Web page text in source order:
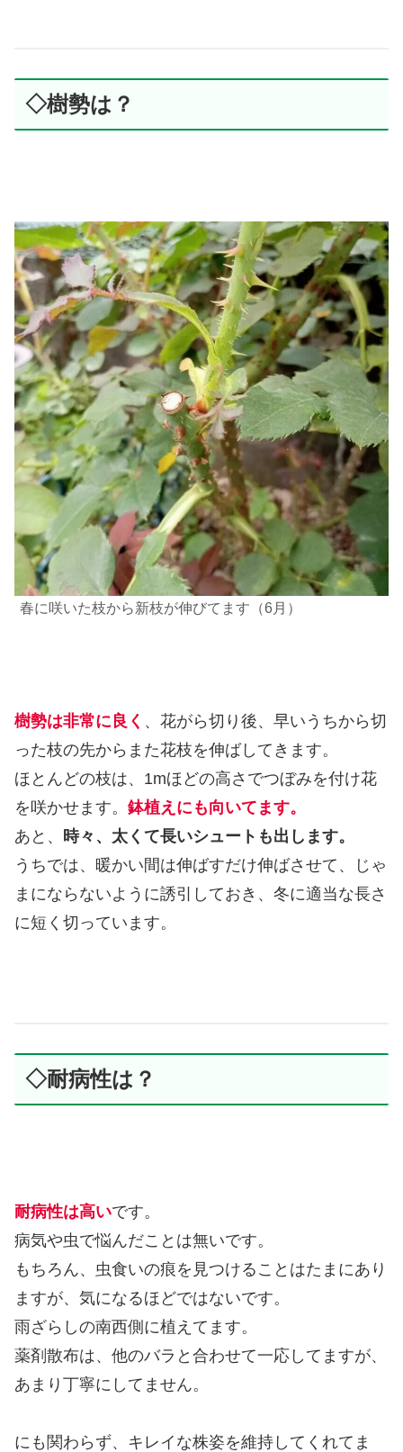
◇樹勢は？
春に咲いた枝から新枝が伸びてます（6月）
樹勢は非常に良く 、花がら切り後、早いうちから切
った枝の先からまた花枝を伸ばしてきます。
ほとんどの枝は、1mほどの高さでつぼみを付け花
を咲かせます。 鉢植えにも向いてます。
あと、 時々、太くて長いシュートも出します。
うちでは、暖かい間は伸ばすだけ伸ばさせて、じゃ
まにならないように誘引しておき、冬に適当な長さ
に短く切っています。
◇耐病性は？
耐病性は高いです。
病気や虫で悩んだことは無いです。
もちろん、虫食いの痕を見つけることはたまにあり
ますが、気になるほどではないです。
雨ざらしの南西側に植えてます。
薬剤散布は、他のバラと合わせて一応してますが、
あまり丁寧にしてません。
にも関わらず、キレイな株姿を維持してくれてま